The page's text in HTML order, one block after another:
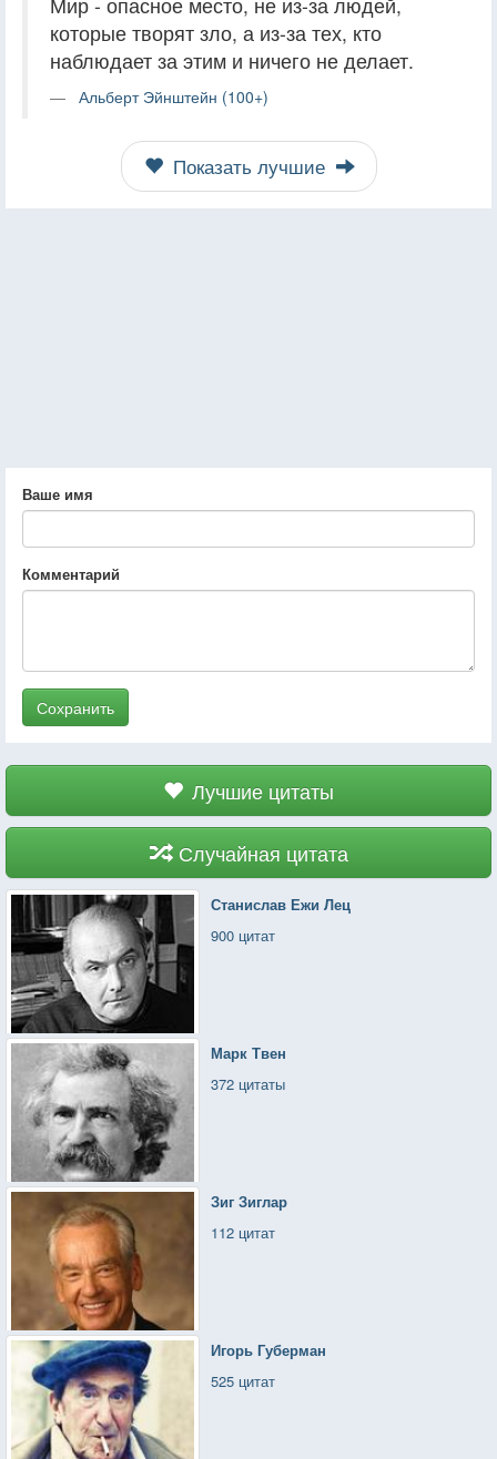
которые творят зло, а из-за тех, кто
наблюдает за этим и ничего не делает.
Альберт Эйнштейн (100+)
Показать лучшие
Ваше имя
Комментарий
Сохранить
Лучшие цитаты
Случайная цитата
Станислав Ежи Лец
900 цитат
Марк Твен
372 цитаты
Зиг Зиглар
112 цитат
Игорь Губерман
525 цитат